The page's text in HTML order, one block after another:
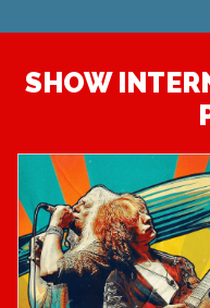
SHOW